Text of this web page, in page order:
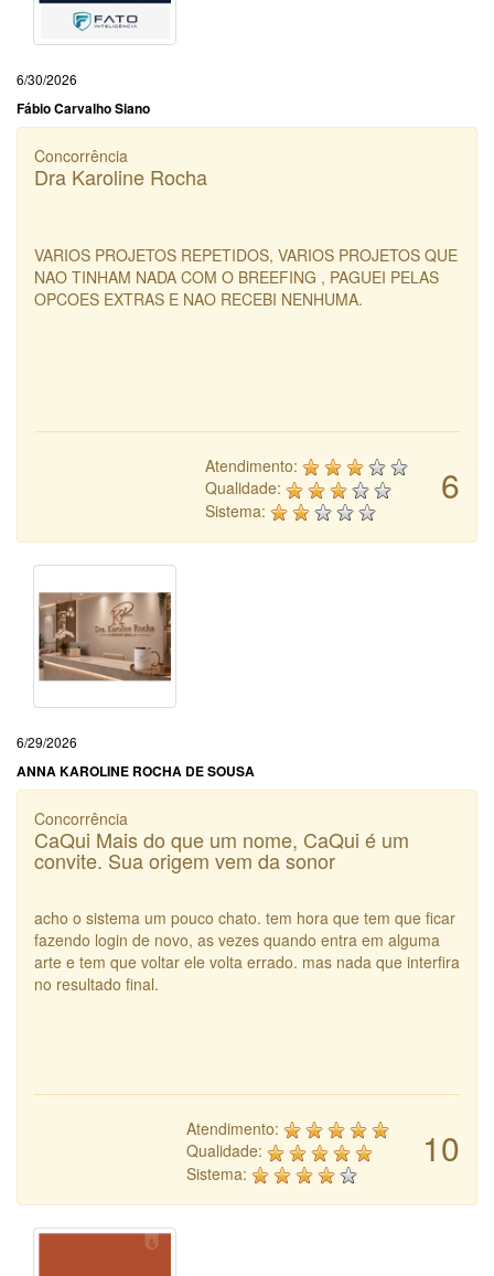
6/30/2026
Fábio Carvalho Siano
Concorrência
Dra Karoline Rocha
VARIOS PROJETOS REPETIDOS, VARIOS PROJETOS QUE
NAO TINHAM NADA COM O BREEFING , PAGUEI PELAS
OPCOES EXTRAS E NAO RECEBI NENHUMA.
6
Atendimento:
Qualidade:
Sistema:
6/29/2026
ANNA KAROLINE ROCHA DE SOUSA
Concorrência
CaQui Mais do que um nome, CaQui é um
convite. Sua origem vem da sonor
acho o sistema um pouco chato. tem hora que tem que ficar
fazendo login de novo, as vezes quando entra em alguma
arte e tem que voltar ele volta errado. mas nada que interfira
no resultado final.
10
Atendimento:
Qualidade:
Sistema: